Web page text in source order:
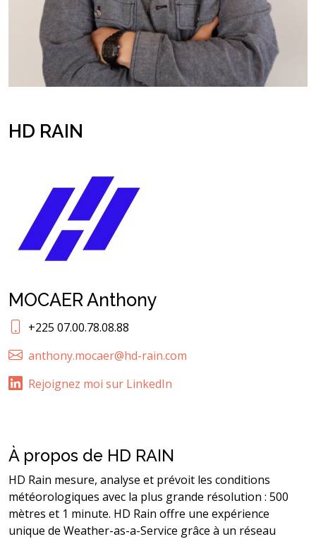
HD RAIN
MOCAER Anthony
+225 07.00.78.08.88
anthony.mocaer@hd-rain.com
Rejoignez moi sur LinkedIn
À propos de HD RAIN
HD Rain mesure, analyse et prévoit les conditions
météorologiques avec la plus grande résolution : 500
mètres et 1 minute. HD Rain offre une expérience
unique de Weather-as-a-Service grâce à un réseau